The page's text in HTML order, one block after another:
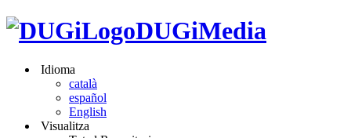
DUGiMedia
Idioma
català
español
English
Visualitza